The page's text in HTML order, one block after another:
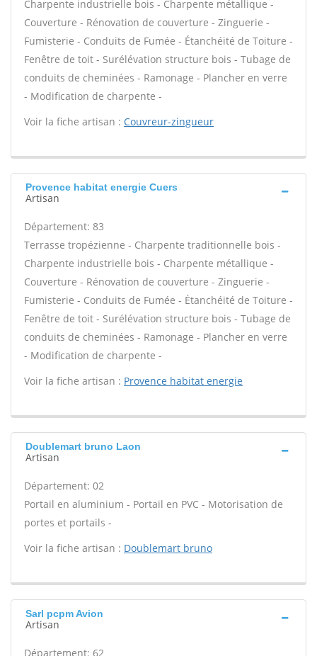
Charpente industrielle bois - Charpente métallique -
Couverture - Rénovation de couverture - Zinguerie -
Fumisterie - Conduits de Fumée - Étanchéité de Toiture -
Fenêtre de toit - Surélévation structure bois - Tubage de
conduits de cheminées - Ramonage - Plancher en verre
- Modification de charpente -
Voir la fiche artisan : Couvreur-zingueur
Provence habitat energie Cuers
Artisan
Département: 83
Terrasse tropézienne - Charpente traditionnelle bois -
Charpente industrielle bois - Charpente métallique -
Couverture - Rénovation de couverture - Zinguerie -
Fumisterie - Conduits de Fumée - Étanchéité de Toiture -
Fenêtre de toit - Surélévation structure bois - Tubage de
conduits de cheminées - Ramonage - Plancher en verre
- Modification de charpente -
Voir la fiche artisan : Provence habitat energie
Doublemart bruno Laon
Artisan
Département: 02
Portail en aluminium - Portail en PVC - Motorisation de
portes et portails -
Voir la fiche artisan : Doublemart bruno
Sarl pcpm Avion
Artisan
Département: 62